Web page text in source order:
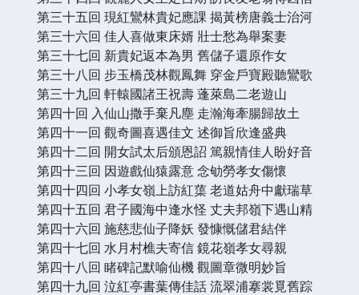
第三十五回 現紅鸞林貴妃應課 揭黃榜唐義士治河
第三十六回 佳人喜做東床婿 壯士愁為舉案妻
第三十七回 新貴妃返本為男 舊儲子還原作女
第三十八回 步玉橋茂林觀鳳舞 穿金戶寶殿聽鸞歌
第三十九回 軒轅國諸王祝壽 蓬萊島二老遊山
第四十回 入仙山撒手棄凡塵 走瀚海牽腸歸故土
第四十一回 觀奇圖喜遇佳文 述御旨欣逢盛典
第四十二回 開女試太后頒恩詔 篤親情佳人盼好音
第四十三回 因遊戲仙猿露意 念劬勞孝女傷懷
第四十四回 小孝女嶺上訪紅蕖 老道姑舟中獻瑞草
第四十五回 君子國海中逢水怪 丈夫邦嶺下遇山精
第四十六回 施慈悲仙子降妖 發慷慨儲君結伴
第四十七回 水月村樵夫寄信 鏡花嶺孝女尋親
第四十八回 睹碑記默喻仙機 觀圖章微明妙旨
第四十九回 泣紅亭書葉傳佳話 流翠浦搴裳覓舊踪